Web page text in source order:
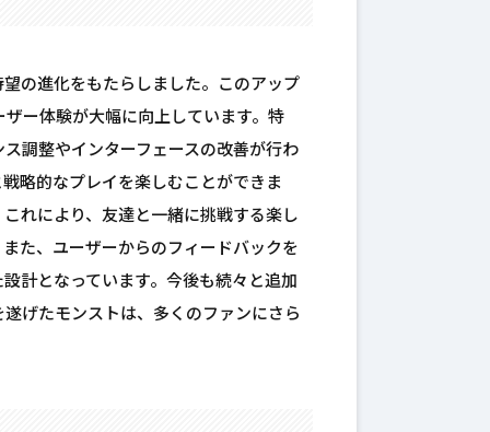
の進化をもたらしました。このアップ
ー体験が大幅に向上しています。特
調整やインターフェースの改善が行わ
略的なプレイを楽しむことができま
れにより、友達と一緒に挑戦する楽し
た、ユーザーからのフィードバックを
計となっています。今後も続々と追加
げたモンストは、多くのファンにさら